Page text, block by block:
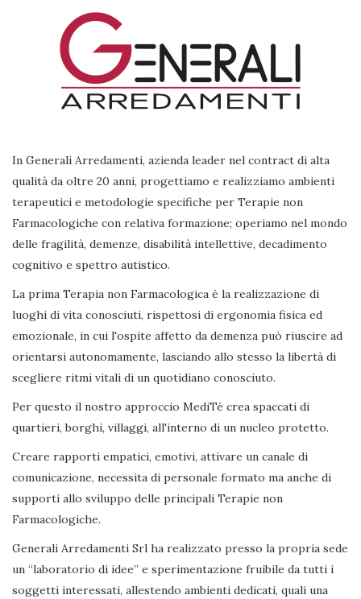
In Generali Arredamenti, azienda leader nel contract di alta
qualità da oltre 20 anni, progettiamo e realizziamo ambienti
terapeutici e metodologie specifiche per Terapie non
Farmacologiche con relativa formazione; operiamo nel mondo
delle fragilità, demenze, disabilità intellettive, decadimento
cognitivo e spettro autistico.
La prima Terapia non Farmacologica è la realizzazione di
luoghi di vita conosciuti, rispettosi di ergonomia fisica ed
emozionale, in cui l'ospite affetto da demenza può riuscire ad
orientarsi autonomamente, lasciando allo stesso la libertà di
scegliere ritmi vitali di un quotidiano conosciuto.
Per questo il nostro approccio MediTè crea spaccati di
quartieri, borghi, villaggi, all'interno di un nucleo protetto.
Creare rapporti empatici, emotivi, attivare un canale di
comunicazione, necessita di personale formato ma anche di
supporti allo sviluppo delle principali Terapie non
Farmacologiche.
Generali Arredamenti Srl ha realizzato presso la propria sede
un “laboratorio di idee” e sperimentazione fruibile da tutti i
soggetti interessati, allestendo ambienti dedicati, quali una